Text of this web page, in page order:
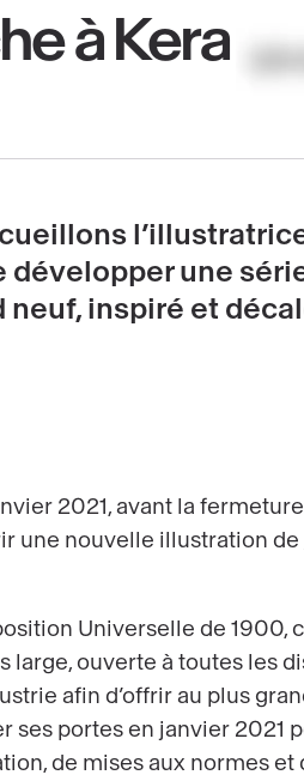
à Kera
développer une
neuf, inspiré et
2021, avant la
une nouvelle illustration de
Universelle de 1900,
large, ouverte à toutes les
afin d’offrir au plus
ses portes en janvier 2021
de mises aux normes et